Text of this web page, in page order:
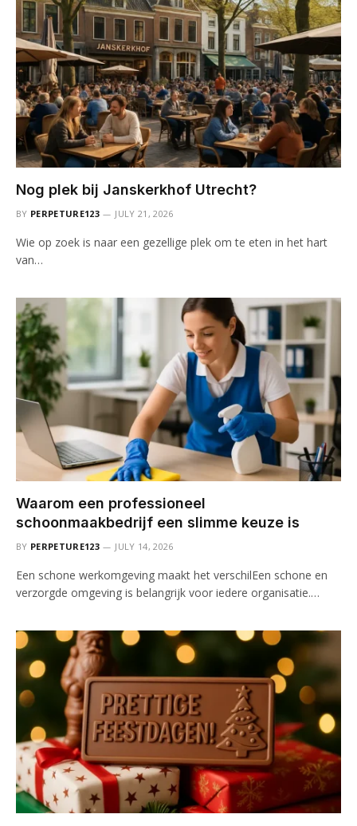
Nog plek bij Janskerkhof Utrecht?
BY PERPETURE123 JULY 21, 2026
Wie op zoek is naar een gezellige plek om te eten in het hart
van…
Waarom een professioneel
schoonmaakbedrijf een slimme keuze is
BY PERPETURE123 JULY 14, 2026
Een schone werkomgeving maakt het verschilEen schone en
verzorgde omgeving is belangrijk voor iedere organisatie.…